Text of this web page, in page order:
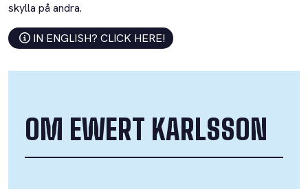
skylla på andra.
IN ENGLISH? CLICK HERE!
OM EWERT KARLSSON